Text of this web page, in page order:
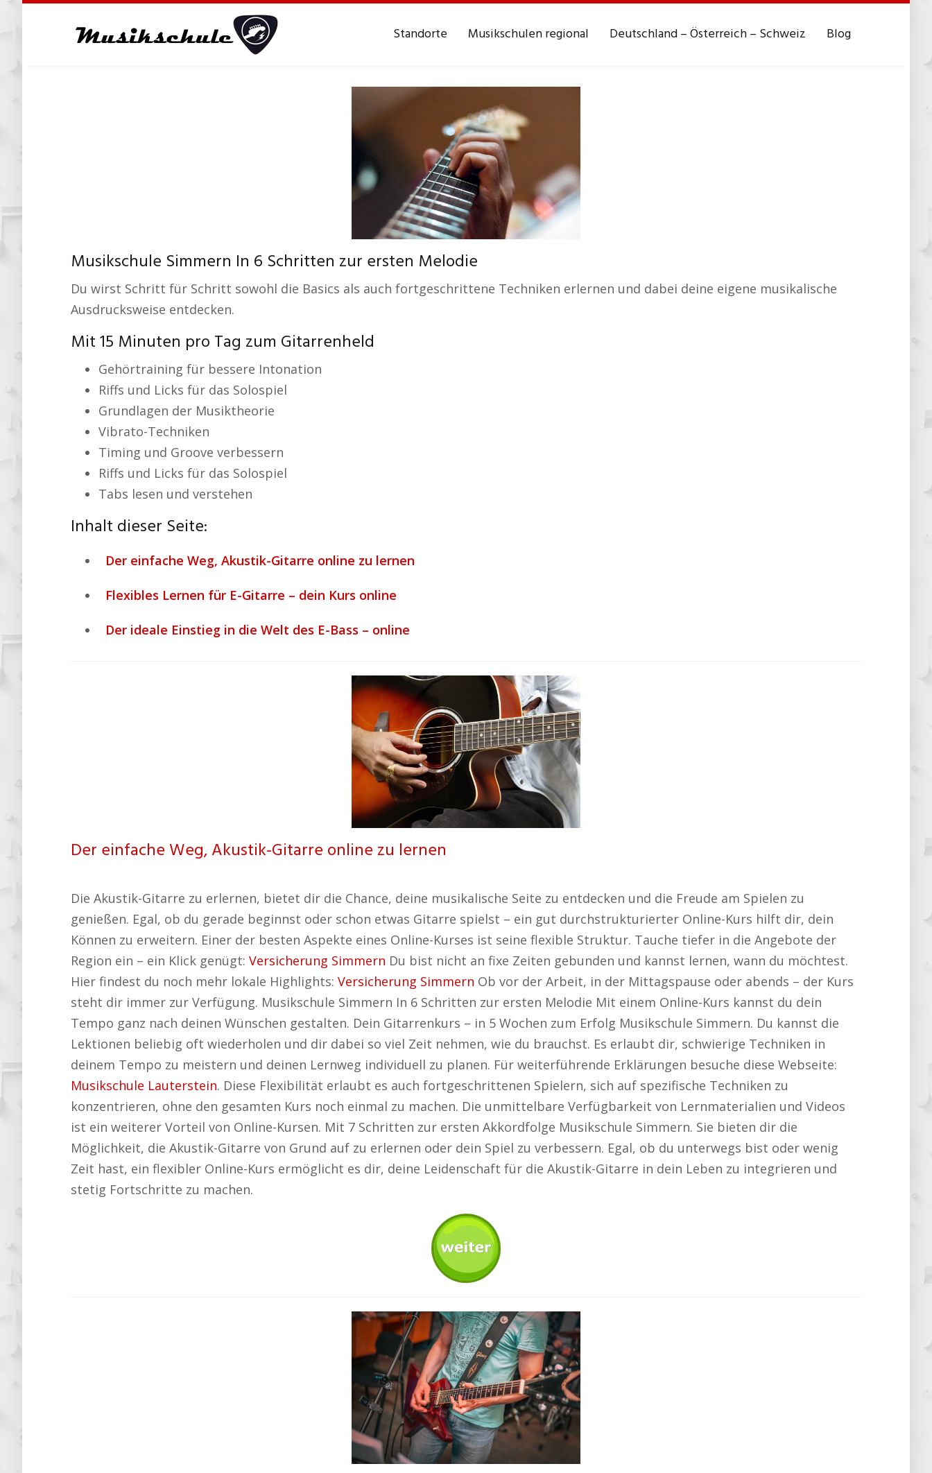
content
Standorte Musikschulen regional Deutschland – Österreich – Schweiz Blog
Musikschule Simmern In 6 Schritten zur ersten Melodie
Du wirst Schritt für Schritt sowohl die Basics als auch fortgeschrittene Techniken erlernen und dabei deine eigene musikalische
Ausdrucksweise entdecken.
Mit 15 Minuten pro Tag zum Gitarrenheld
Gehörtraining für bessere Intonation
Riffs und Licks für das Solospiel
Grundlagen der Musiktheorie
Vibrato-Techniken
Timing und Groove verbessern
Riffs und Licks für das Solospiel
Tabs lesen und verstehen
Inhalt dieser Seite:
Der einfache Weg, Akustik-Gitarre online zu lernen
Flexibles Lernen für E-Gitarre – dein Kurs online
Der ideale Einstieg in die Welt des E-Bass – online
Der einfache Weg, Akustik-Gitarre online zu lernen
Die Akustik-Gitarre zu erlernen, bietet dir die Chance, deine musikalische Seite zu entdecken und die Freude am Spielen zu
genießen. Egal, ob du gerade beginnst oder schon etwas Gitarre spielst – ein gut durchstrukturierter Online-Kurs hilft dir, dein
Können zu erweitern. Einer der besten Aspekte eines Online-Kurses ist seine flexible Struktur. Tauche tiefer in die Angebote der
Region ein – ein Klick genügt: Versicherung Simmern Du bist nicht an fixe Zeiten gebunden und kannst lernen, wann du möchtest.
Hier findest du noch mehr lokale Highlights: Versicherung Simmern Ob vor der Arbeit, in der Mittagspause oder abends – der Kurs
steht dir immer zur Verfügung. Musikschule Simmern In 6 Schritten zur ersten Melodie Mit einem Online-Kurs kannst du dein
Tempo ganz nach deinen Wünschen gestalten. Dein Gitarrenkurs – in 5 Wochen zum Erfolg Musikschule Simmern. Du kannst die
Lektionen beliebig oft wiederholen und dir dabei so viel Zeit nehmen, wie du brauchst. Es erlaubt dir, schwierige Techniken in
deinem Tempo zu meistern und deinen Lernweg individuell zu planen. Für weiterführende Erklärungen besuche diese Webseite:
Musikschule Lauterstein. Diese Flexibilität erlaubt es auch fortgeschrittenen Spielern, sich auf spezifische Techniken zu
konzentrieren, ohne den gesamten Kurs noch einmal zu machen. Die unmittelbare Verfügbarkeit von Lernmaterialien und Videos
ist ein weiterer Vorteil von Online-Kursen. Mit 7 Schritten zur ersten Akkordfolge Musikschule Simmern. Sie bieten dir die
Möglichkeit, die Akustik-Gitarre von Grund auf zu erlernen oder dein Spiel zu verbessern. Egal, ob du unterwegs bist oder wenig
Zeit hast, ein flexibler Online-Kurs ermöglicht es dir, deine Leidenschaft für die Akustik-Gitarre in dein Leben zu integrieren und
stetig Fortschritte zu machen.